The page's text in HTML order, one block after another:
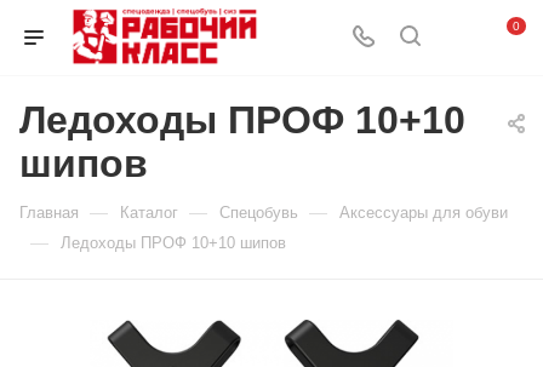
0
Ледоходы ПРОФ 10+10
шипов
Главная — Каталог — Спецобувь — Аксессуары для обуви
— Ледоходы ПРОФ 10+10 шипов